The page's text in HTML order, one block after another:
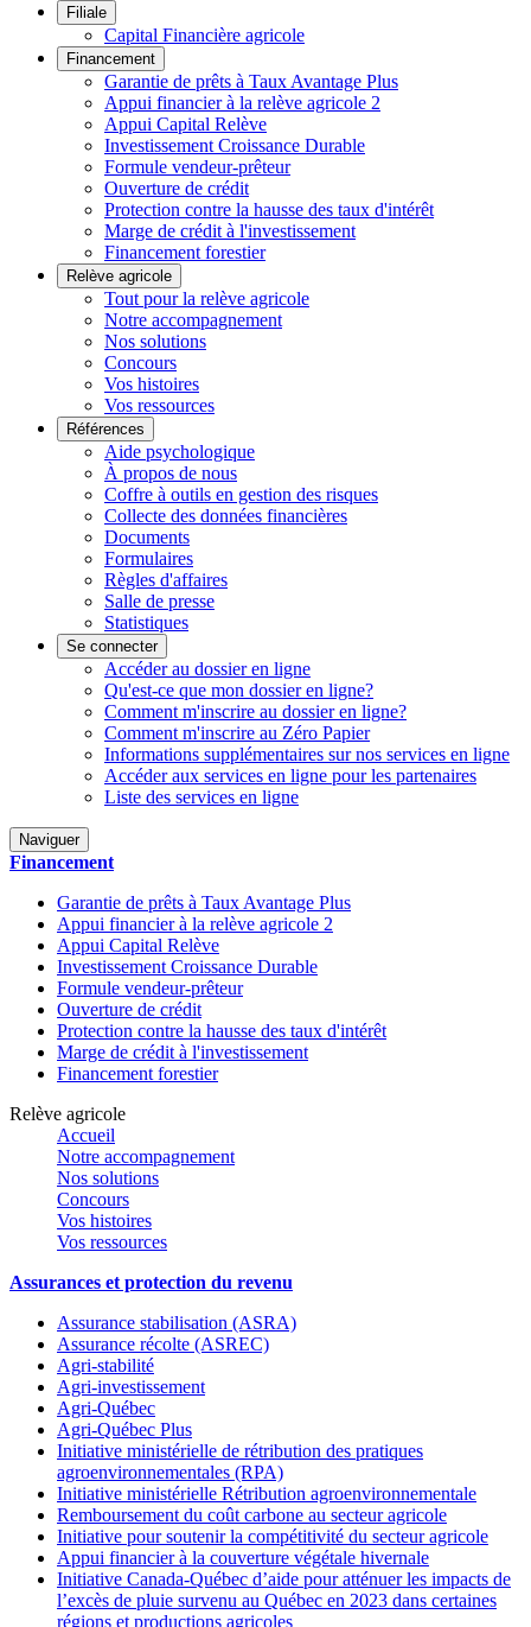
Filiale
Capital Financière agricole
Financement
Garantie de prêts à Taux Avantage Plus
Appui financier à la relève agricole 2
Appui Capital Relève
Investissement Croissance Durable
Formule vendeur-prêteur
Ouverture de crédit
Protection contre la hausse des taux d'intérêt
Marge de crédit à l'investissement
Financement forestier
Relève agricole
Tout pour la relève agricole
Notre accompagnement
Nos solutions
Concours
Vos histoires
Vos ressources
Références
Aide psychologique
À propos de nous
Coffre à outils en gestion des risques
Collecte des données financières
Documents
Formulaires
Règles d'affaires
Salle de presse
Statistiques
Se connecter
Accéder au dossier en ligne
Qu'est-ce que mon dossier en ligne?
Comment m'inscrire au dossier en ligne?
Comment m'inscrire au Zéro Papier
Informations supplémentaires sur nos services en ligne
Accéder aux services en ligne pour les partenaires
Liste des services en ligne
Naviguer
Financement
Garantie de prêts à Taux Avantage Plus
Appui financier à la relève agricole 2
Appui Capital Relève
Investissement Croissance Durable
Formule vendeur-prêteur
Ouverture de crédit
Protection contre la hausse des taux d'intérêt
Marge de crédit à l'investissement
Financement forestier
Relève agricole
Accueil
Notre accompagnement
Nos solutions
Concours
Vos histoires
Vos ressources
Assurances et protection du revenu
Assurance stabilisation (ASRA)
Assurance récolte (ASREC)
Agri-stabilité
Agri-investissement
Agri-Québec
Agri-Québec Plus
Initiative ministérielle de rétribution des pratiques
agroenvironnementales (RPA)
Initiative ministérielle Rétribution agroenvironnementale
Remboursement du coût carbone au secteur agricole
Initiative pour soutenir la compétitivité du secteur agricole
Appui financier à la couverture végétale hivernale
Initiative Canada-Québec d’aide pour atténuer les impacts de
l’excès de pluie survenu au Québec en 2023 dans certaines
régions et productions agricoles